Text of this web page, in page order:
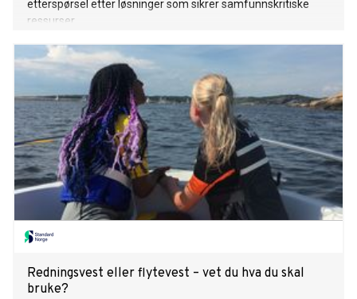
etterspørsel etter løsninger som sikrer samfunnskritiske
ressurser.
Redningsvest eller flytevest – vet du hva du skal
bruke?